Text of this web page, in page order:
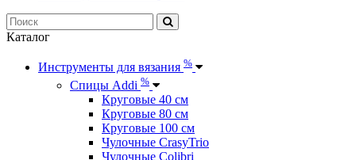
Каталог
Инструменты для вязания %
Спицы Addi %
Круговые 40 см
Круговые 80 см
Круговые 100 см
Чулочные CrasyTrio
Чулочные Colibri